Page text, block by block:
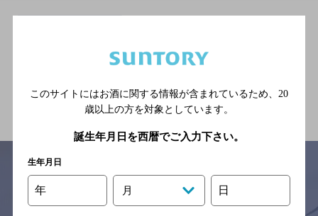
連絡バス（出雲空港-出雲市）
サイトマップ 利用規約
このサイトにはお酒に関する情報が含まれているため、 20
歳以上の方を対象としています。
誕生年月日を西暦でご入力下さい。
生年月日
年 月 日